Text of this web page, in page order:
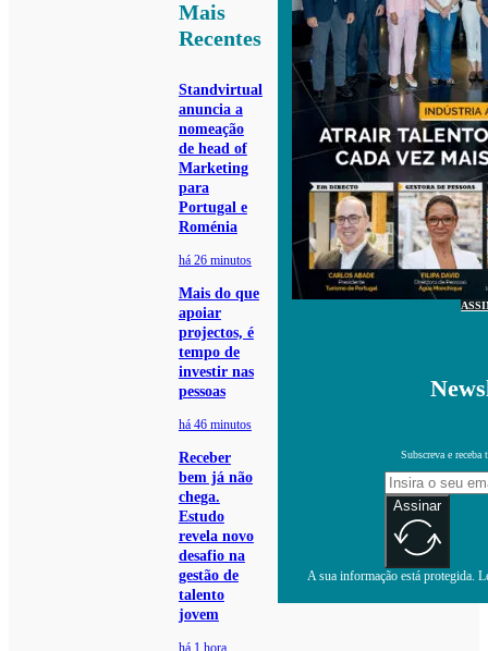
Mais
Recentes
Standvirtual
anuncia a
nomeação
de head of
Marketing
para
Portugal e
Roménia
há 26 minutos
Mais do que
apoiar
projectos, é
tempo de
investir nas
pessoas
há 46 minutos
Receber
bem já não
chega.
Estudo
revela novo
desafio na
gestão de
talento
jovem
Subscreva e receba
Assinar
A sua informação está protegida.